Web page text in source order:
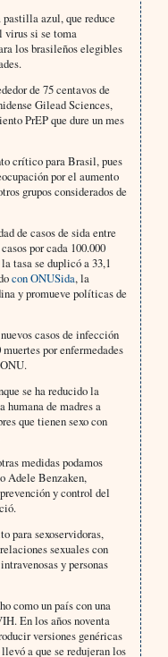
azul, que reduce
virus si se toma
los brasileños elegibles
de 75 centavos de
Gilead Sciences,
PrEP que dure un mes
crítico para Brasil, pues
por el aumento
grupos considerados de
de casos de sida entre
por cada 100.000
tasa se duplicó a 33,1
con ONUSida, la
y promueve políticas de
casos de infección
por enfermedades
se ha reducido la
de madres a
que tienen sexo con
medidas podamos
Adele Benzaken,
y control del
para sexoservidoras,
sexuales con
y personas
como un país con una
En los años noventa
versiones genéricas
a que se redujeran los